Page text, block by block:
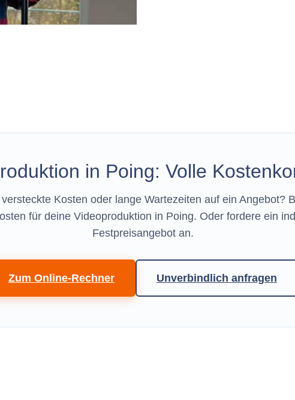
in Poing: Volle
Kosten oder lange Wartezeiten auf ein Angebot?
für deine Videoproduktion in Poing. Oder fordere ein
Festpreisangebot an.
Zum Online-Rechner Unverbindlich anfragen